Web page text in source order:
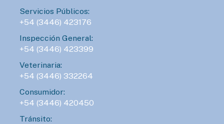
Servicios Públicos:
+54 (3446) 423176
Inspección General:
+54 (3446) 423399
Veterinaria:
+54 (3446) 332264
Consumidor:
+54 (3446) 420450
Tránsito: